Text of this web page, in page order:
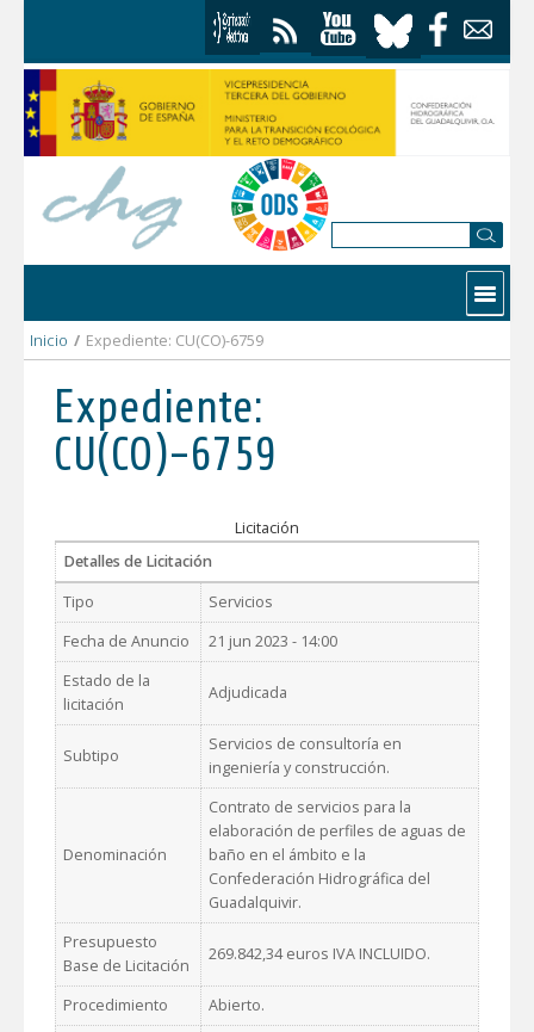
Contactar
Inicio / Expediente: CU(CO)-6759
Expediente:
CU(CO)-6759
Licitación
Detalles de Licitación
Tipo
Servicios
Fecha de Anuncio
21 jun 2023 - 14:00
Estado de la
licitación
Adjudicada
Subtipo
Servicios de consultoría en
ingeniería y construcción.
Denominación
Contrato de servicios para la
elaboración de perfiles de aguas de
baño en el ámbito e la
Confederación Hidrográfica del
Guadalquivir.
Presupuesto
Base de Licitación
269.842,34 euros IVA INCLUIDO.
Procedimiento
Abierto.